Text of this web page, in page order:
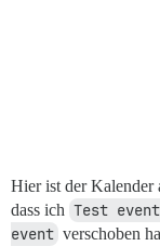
Hier ist der Kalender
dass ich Test
event verschoben